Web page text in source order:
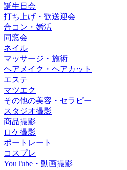
誕生日会
打ち上げ・歓送迎会
合コン・婚活
同窓会
ネイル
マッサージ・施術
ヘアメイク・ヘアカット
エステ
マツエク
その他の美容・セラピー
スタジオ撮影
商品撮影
ロケ撮影
ポートレート
コスプレ
YouTube・動画撮影